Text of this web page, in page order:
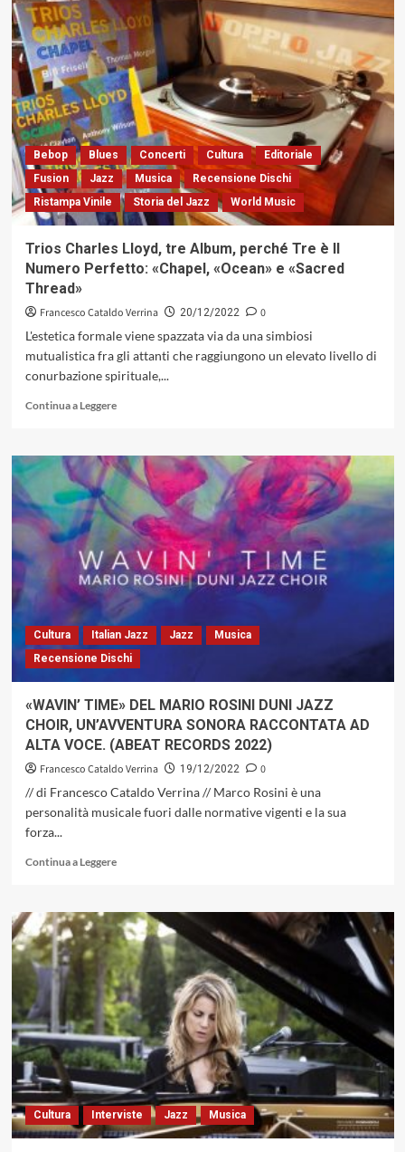
BILL
FRISELL
CON
“BLUES
DREAMS”:
INTORNO,
VICINO,
NEI
PARAGGI,
O
SE
PREFERITE
NELLE
DEL
JAZZ
PER
PIÙ
INTRANSIGENTI
“FAR
JAZZ”
Bebop Blues Concerti Cultura
Editoriale
Fusion
Jazz Musica
Recensione Dischi
Ristampa Vinile
Storia del Jazz World Music
Trios Charles Lloyd, tre Album, perché Tre è Il
Numero Perfetto: «Chapel, «Ocean» e «Sacred
Thread»
Francesco Cataldo Verrina 20/12/2022
0
L'estetica formale viene spazzata via da una simbiosi
mutualistica fra gli attanti che raggiungono un elevato livello di
conurbazione spirituale,...
Continua a LeggereLeggi
su
Trios
Charles
Lloyd,
tre
Album,
perché
Tre
è
Il
Numero
Perfetto:
«Chapel,
«Sacred
Thread»
Cultura Italian Jazz Jazz
Musica
Recensione Dischi
«WAVIN’ TIME» DEL MARIO ROSINI DUNI JAZZ
CHOIR, UN’AVVENTURA SONORA RACCONTATA AD
ALTA VOCE. (ABEAT RECORDS 2022)
Francesco Cataldo Verrina 19/12/2022
0
// di Francesco Cataldo Verrina // Marco Rosini è una
personalità musicale fuori dalle normative vigenti e la sua
forza...
Continua a LeggereLeggi
su
«WAVIN’
TIME»
DEL
MARIO
ROSINI
DUNI
JAZZ
CHOIR,
UN’AVVENTURA
SONORA
RACCONTATA
AD
ALTA
Cultura Interviste Jazz Musica